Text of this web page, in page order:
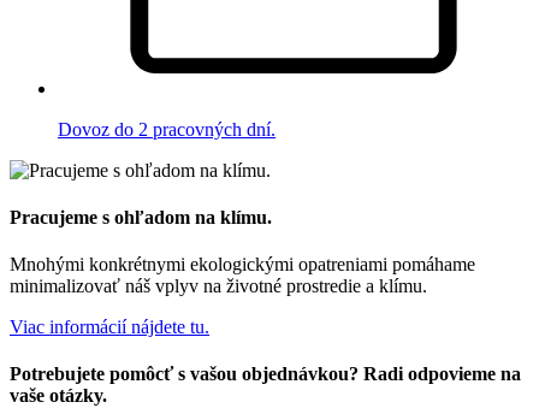
Dovoz do 2 pracovných dní.
Pracujeme s ohľadom na klímu.
Mnohými konkrétnymi ekologickými opatreniami pomáhame
minimalizovať náš vplyv na životné prostredie a klímu.
Viac informácií nájdete tu.
Potrebujete pomôcť s vašou objednávkou? Radi odpovieme na
vaše otázky.